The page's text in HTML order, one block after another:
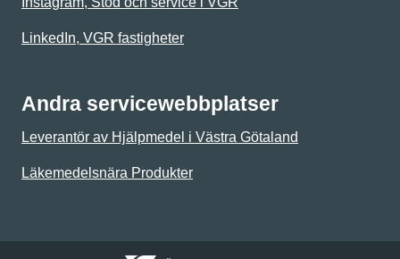
LinkedIn, VGR fastigheter
Andra servicewebbplatser
Leverantör av Hjälpmedel i Västra Götaland
Läkemedelsnära Produkter